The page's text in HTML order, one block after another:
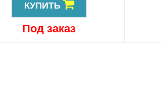
КУПИТЬ
Под заказ